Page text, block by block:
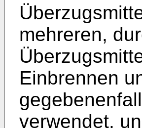
mehreren,
Einbrennen
verwendet,